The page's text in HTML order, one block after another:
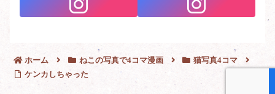
ホーム ねこの写真で4コマ漫画
猫写真4コマ
ケンカしちゃった